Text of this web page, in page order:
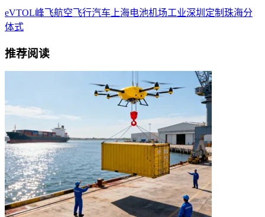
eVTOL峰飞航空飞行汽车 上海电池机场工业深圳 定制 珠海分
体式
推荐阅读